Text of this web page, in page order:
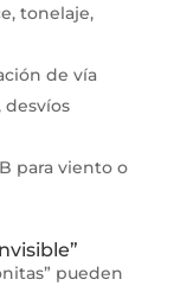
tonelaje,
de vía
desvíos
para viento o
pueden